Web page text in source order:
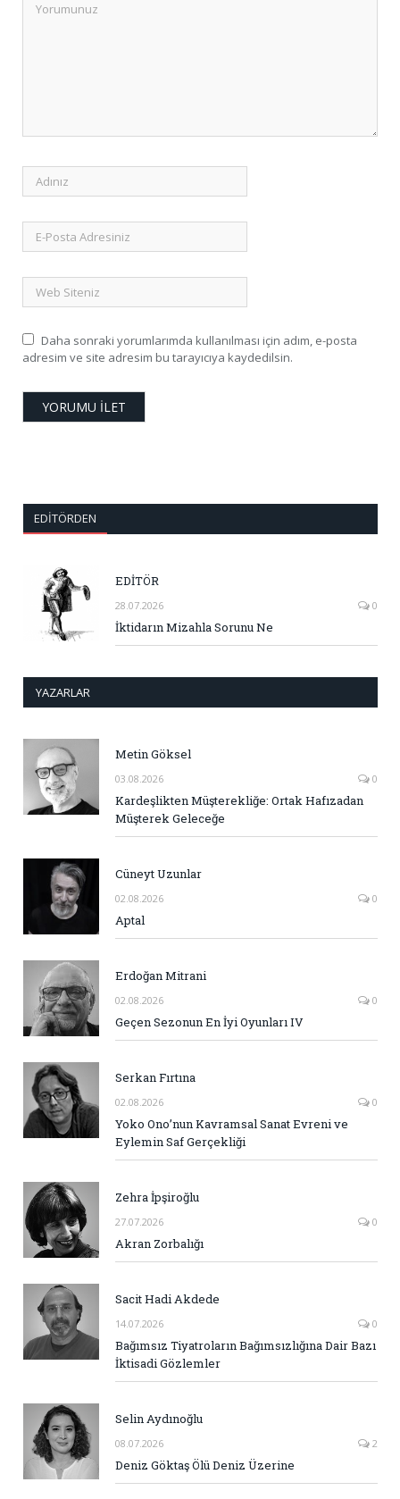
Daha sonraki yorumlarımda kullanılması için adım, e-posta
adresim ve site adresim bu tarayıcıya kaydedilsin.
EDITÖRDEN
EDİTÖR
28.07.2026 0
İktidarın Mizahla Sorunu Ne
YAZARLAR
Metin Göksel
03.08.2026 0
Kardeşlikten Müşterekliğe: Ortak Hafızadan
Müşterek Geleceğe
Cüneyt Uzunlar
02.08.2026 0
Aptal
Erdoğan Mitrani
02.08.2026 0
Geçen Sezonun En İyi Oyunları IV
Serkan Fırtına
02.08.2026 0
Yoko Ono’nun Kavramsal Sanat Evreni ve
Eylemin Saf Gerçekliği
Zehra İpşiroğlu
27.07.2026 0
Akran Zorbalığı
Sacit Hadi Akdede
14.07.2026 0
Bağımsız Tiyatroların Bağımsızlığına Dair Bazı
İktisadi Gözlemler
Selin Aydınoğlu
08.07.2026 2
Deniz Göktaş Ölü Deniz Üzerine